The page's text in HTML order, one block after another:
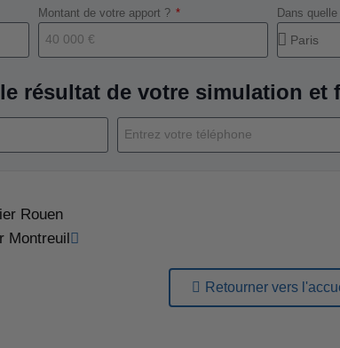
Montant de votre apport ? Dans
le résultat de votre simulation
Rouen
Montreuil
Retourner vers